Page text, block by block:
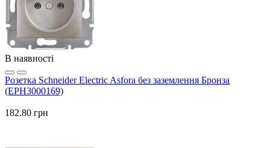
В наявності
Розетка Schneider Electric Asfora без заземлення Бронза
(EPH3000169)
182.80 грн